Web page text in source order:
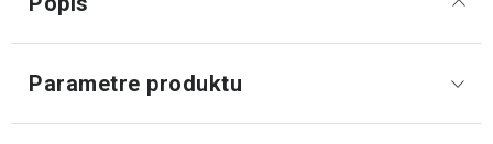
Parametre produktu